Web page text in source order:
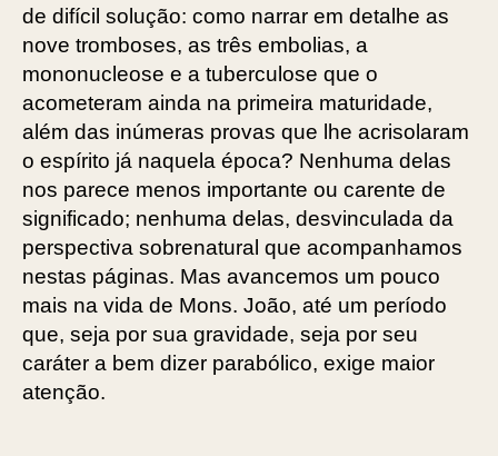
de difícil solução: como narrar em detalhe as
nove tromboses, as três embolias, a
mononucleose e a tuberculose que o
acometeram ainda na primeira maturidade,
além das inúmeras provas que lhe acrisolaram
o espírito já naquela época? Nenhuma delas
nos parece menos importante ou carente de
significado; nenhuma delas, desvinculada da
perspectiva sobrenatural que acompanhamos
nestas páginas. Mas avancemos um pouco
mais na vida de Mons. João, até um período
que, seja por sua gravidade, seja por seu
caráter a bem dizer parabólico, exige maior
atenção.